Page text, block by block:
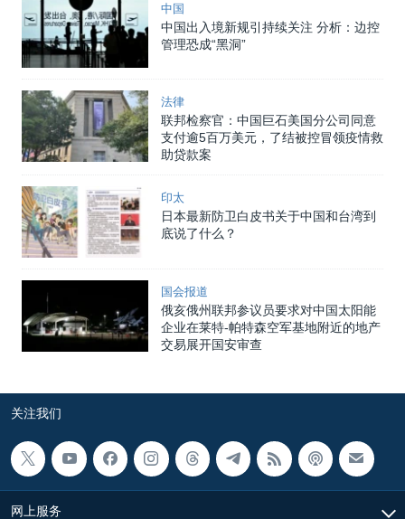
中国
中国出入境新规引持续关注 分析：边控
管理恐成“黑洞”
法律
联邦检察官：中国巨石美国分公司同意
支付逾5百万美元，了结被控冒领疫情救
助贷款案
印太
日本最新防卫白皮书关于中国和台湾到
底说了什么？
国会报道
俄亥俄州联邦参议员要求对中国太阳能
企业在莱特-帕特森空军基地附近的地产
交易展开国安审查
关注我们
网上服务